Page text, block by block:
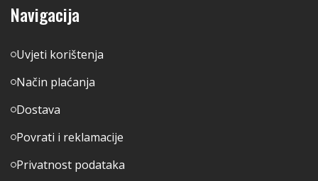
Navigacija
Uvjeti korištenja
Način plaćanja
Dostava
Povrati i reklamacije
Privatnost podataka